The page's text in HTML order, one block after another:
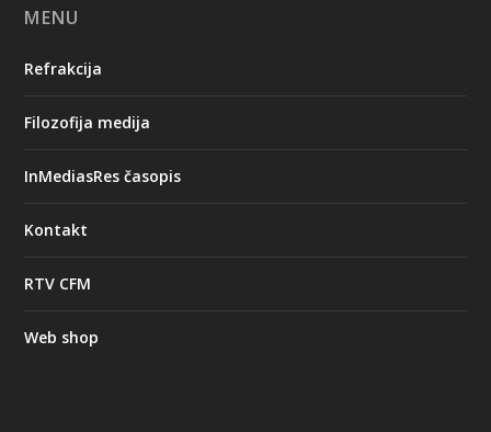
MENU
Refrakcija
Filozofija medija
InMediasRes časopis
Kontakt
RTV CFM
Web shop